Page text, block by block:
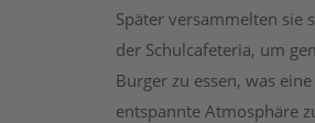
Später versammelten sie
der Schulcafeteria, um
Burger zu essen, was eine
entspannte Atmosphäre